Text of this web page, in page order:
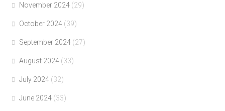
November 2024 (29)
October 2024 (39)
September 2024 (27)
August 2024 (33)
July 2024 (32)
June 2024 (33)